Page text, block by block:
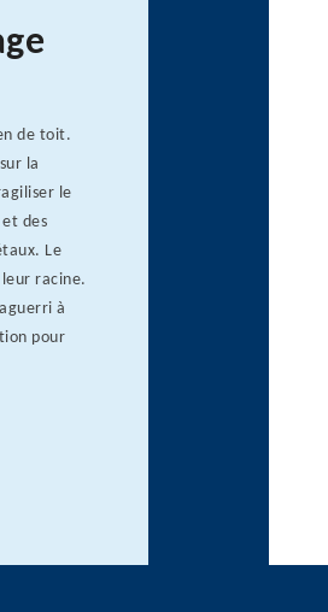
de toit.
la
le
des
Le
leur racine.
à
pour